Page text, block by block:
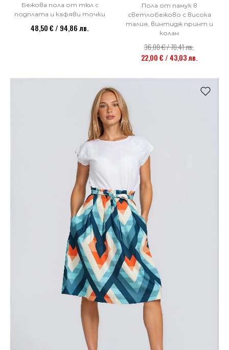
Бежова пола от тюл с
подплата и кафяви точки
48,50 € / 94,86 лв.
Пола от памук в
светлобежово с висока
талия, винтидж принт и
колан
36,00 € / 70,41 лв.
22,00 € / 43,03 лв.